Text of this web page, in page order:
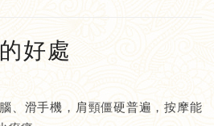
好處
、滑手機，肩頸僵硬普遍，按摩能